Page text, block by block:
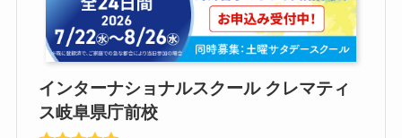
インターナショナルスクール クレマティ
ス岐阜県庁前校